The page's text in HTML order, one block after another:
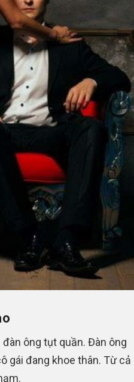
ông tụt quần. Đàn ông
gái đang khoe thân. Từ cả